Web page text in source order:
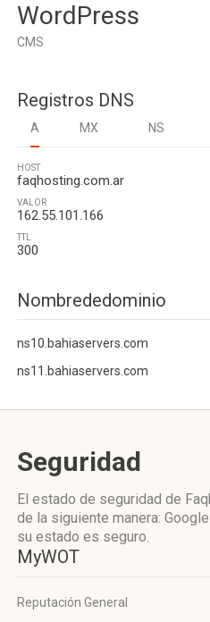
WordPress
CMS
Registros DNS
A MX NS
HOST
faqhosting.com.ar
VALOR
162.55.101.166
TTL
300
Nombrededominio
ns10.bahiaservers.com
ns11.bahiaservers.com
Seguridad
El estado de seguridad de
de la siguiente manera:
su estado es seguro.
MyWOT
Reputación General